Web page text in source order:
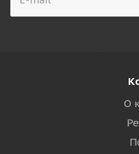
О